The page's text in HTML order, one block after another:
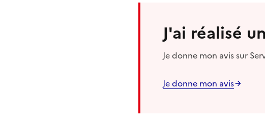
J'ai réalisé
Je donne mon avis sur
Je donne mon avis